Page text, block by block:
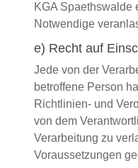
KGA Spaethswalde
Notwendige
e) Recht auf
Jede von der
betroffene Person
Richtlinien- und
von dem
Verarbeitung zu
Voraussetzungen